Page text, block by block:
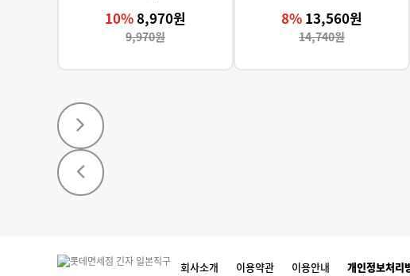
10%8,970원
9,970원
8% 13,560원
14,740원
회사소개 이용약관 이용안내 개인정보처리